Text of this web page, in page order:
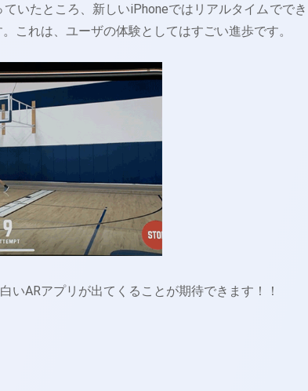
いたところ、新しいiPhoneではリアルタイムでで
これは、ユーザの体験としてはすごい進歩です。
いARアプリが出てくることが期待できます！！